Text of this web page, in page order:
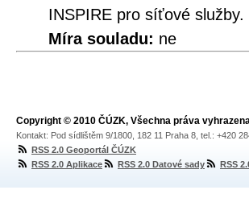
INSPIRE pro síťové služby.
Míra souladu: ne
Copyright © 2010 ČÚZK, Všechna práva
Kontakt: Pod sídlištěm 9/1800, 182 11 Praha 8, tel.: +420
RSS 2.0 Geoportál ČÚZK
RSS 2.0 Aplikace
RSS 2.0 Datové sady RSS